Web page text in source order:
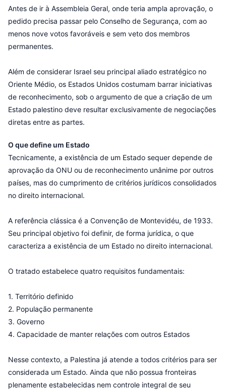
Antes de ir à Assembleia Geral, onde teria ampla aprovação, o
pedido precisa passar pelo Conselho de Segurança, com ao
menos nove votos favoráveis e sem veto dos membros
permanentes.
Além de considerar Israel seu principal aliado estratégico no
Oriente Médio, os Estados Unidos costumam barrar iniciativas
de reconhecimento, sob o argumento de que a criação de um
Estado palestino deve resultar exclusivamente de negociações
diretas entre as partes.
O que define um Estado
Tecnicamente, a existência de um Estado sequer depende de
aprovação da ONU ou de reconhecimento unânime por outros
países, mas do cumprimento de critérios jurídicos consolidados
no direito internacional.
A referência clássica é a Convenção de Montevidéu, de 1933.
Seu principal objetivo foi definir, de forma jurídica, o que
caracteriza a existência de um Estado no direito internacional.
O tratado estabelece quatro requisitos fundamentais:
1. Território definido
2. População permanente
3. Governo
4. Capacidade de manter relações com outros Estados
Nesse contexto, a Palestina já atende a todos critérios para ser
considerada um Estado. Ainda que não possua fronteiras
plenamente estabelecidas nem controle integral de seu